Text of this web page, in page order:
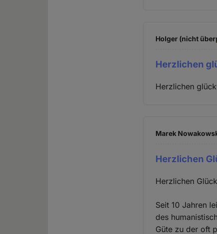
Holger (nicht
Herzlichen
Herzlichen
Marek
Herzlichen
Herzlichen
Seit 10 Jahren
des
Güte zu der oft